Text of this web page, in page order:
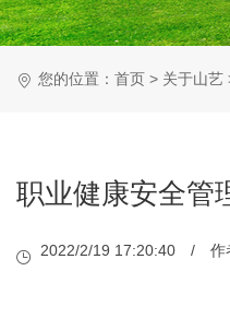
您的位置： 首页 > 关于山艺
职业健康安全管
2022/2/19 17:20:40 /